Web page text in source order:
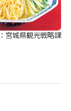
宮城県観光戦略課